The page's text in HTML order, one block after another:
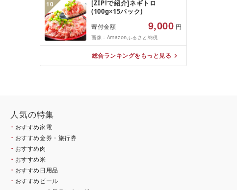
10
[ZIP!で紹介]ネギトロ
(100g×15パック)
寄付金額 9,000 円
画像：Amazonふるさと納税
総合ランキングをもっと見る
人気の特集
おすすめ家電
おすすめ金券・旅行券
おすすめ肉
おすすめ米
おすすめ日用品
おすすめビール